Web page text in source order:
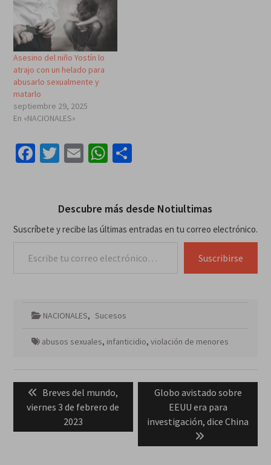
Asesino del niño Yostín lo
atrajo con un helado para
abusarlo sexualmente y
matarlo
septiembre 29, 2025
En «NACIONALES»
Facebook
Twitter
EmailWhatsApp
Compartir
Descubre más desde Notiultimas
Suscríbete y recibe las últimas entradas en tu correo electrónico.
Suscribirse
NACIONALES, Sucesos
abusos sexuales, infanticidio, violación de menores
entradas
Previous
post:
Breves del mundo,
viernes 3 de febrero de
2023
Next
post:
Globo avistado sobre
EEUU era para
investigación, dice China